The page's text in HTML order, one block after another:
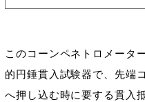
このコーンペネトロメータ
的円錘貫入試験器で、先端
へ押し込む時に要する貫入